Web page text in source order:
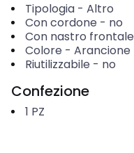
Tipologia- Altro
Con cordone - no
Con nastro frontale
Colore - Arancione
Riutilizzabile - no
Confezione
1 PZ